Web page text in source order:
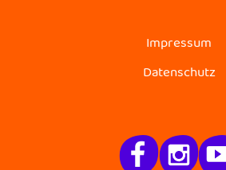
Impressum
Datenschutz